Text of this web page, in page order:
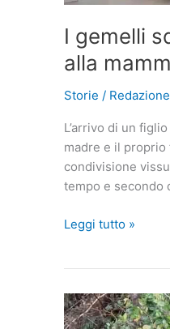
I gemelli
alla
Storie / Redazione
L’arrivo di un
madre e il
condivisione
tempo e secondo
I
terra
dietro
Leggi tutto »